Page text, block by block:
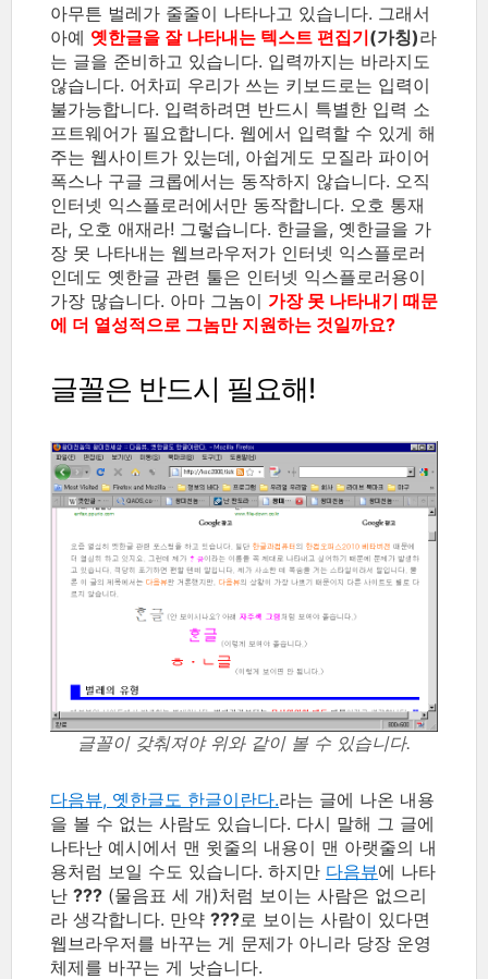
아무튼 벌레가 줄줄이 나타나고 있습니다. 그래서
아예 옛한글을 잘 나타내는 텍스트 편집기(가칭)라
는 글을 준비하고 있습니다. 입력까지는 바라지도
않습니다. 어차피 우리가 쓰는 키보드로는 입력이
불가능합니다. 입력하려면 반드시 특별한 입력 소
프트웨어가 필요합니다. 웹에서 입력할 수 있게 해
주는 웹사이트가 있는데, 아쉽게도 모질라 파이어
폭스나 구글 크롭에서는 동작하지 않습니다. 오직
인터넷 익스플로러에서만 동작합니다. 오호 통재
라, 오호 애재라! 그렇습니다. 한글을, 옛한글을 가
장 못 나타내는 웹브라우저가 인터넷 익스플로러
인데도 옛한글 관련 툴은 인터넷 익스플로러용이
가장 많습니다. 아마 그놈이 가장 못 나타내기 때문
에 더 열성적으로 그놈만 지원하는 것일까요?
글꼴은 반드시 필요해!
글꼴이 갖춰져야 위와 같이 볼 수 있습니다.
다음뷰, 옛한글도 한글이란다.라는 글에 나온 내용
을 볼 수 없는 사람도 있습니다. 다시 말해 그 글에
나타난 예시에서 맨 윗줄의 내용이 맨 아랫줄의 내
용처럼 보일 수도 있습니다. 하지만 다음뷰에 나타
난 ??? (물음표 세 개)처럼 보이는 사람은 없으리
라 생각합니다. 만약 ???로 보이는 사람이 있다면
웹브라우저를 바꾸는 게 문제가 아니라 당장 운영
체제를 바꾸는 게 낫습니다.